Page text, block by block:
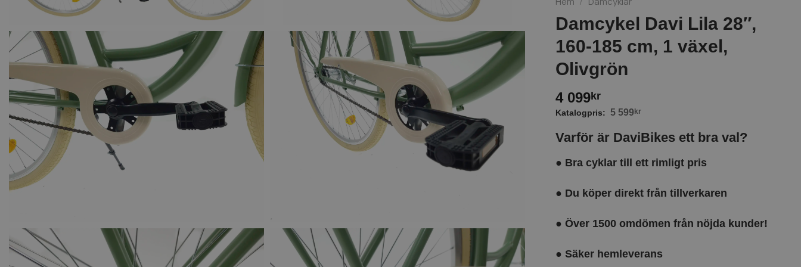
Damcykel Davi Lila 28″,
160-185 cm, 1 växel,
Olivgrön
4 099kr
5 599 kr
Varför är DaviBikes ett bra val?
● Bra cyklar till ett rimligt pris
● Du köper direkt från tillverkaren
● Över 1500 omdömen från nöjda kunder!
● Säker hemleverans